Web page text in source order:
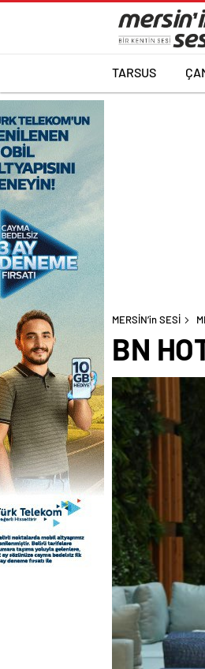
TARSUS
MERSİN’in SESİ
BN